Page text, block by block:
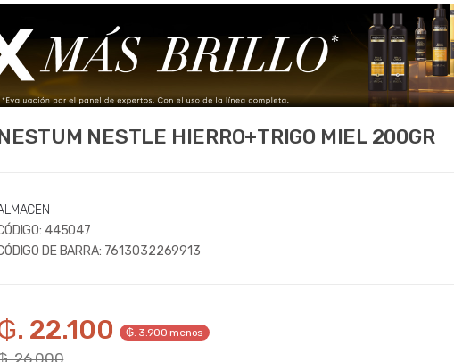
NESTLE HIERRO+TRIGO MIEL 200GR
445047
DE BARRA: 7613032269913
22.100 ₲. 3.900 menos